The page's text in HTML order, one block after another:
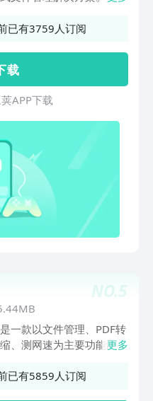
文件及文件夹。
活的文件格式转换。1-文
、重命名文件夹，帮助用
，实现清晰的文件结构。
移动、排序、新建等功
常文件管理的各种需求。
专业压缩：提供高效的压
件在压缩后保持较小体
支持多种文件格式的无损
内容的完整性和可读性。
容广泛的文件格式，满足
缩需求。3-文件转换：图
将图片转换为PDF格式，
的完整性和可读性。PDF
文件转换为图片格式，
编辑。整体优化亮点：高
管理、解压缩、转换于一
用户需求。运行速度快：
确保快速响应和流畅运
：严格控制应用内存消
已有3759人订阅
载
APP下载
NO.5
一款以文件管理、PDF转
、测网速为主要功能的软
分享！【文件管理】有序
更多
已有5859人订阅